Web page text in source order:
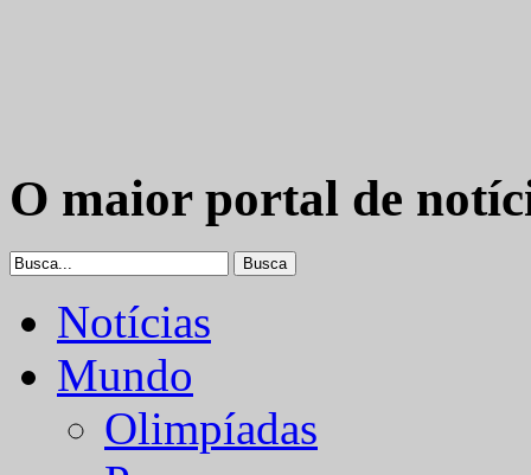
O maior portal de
Notícias
Mundo
Olimpíadas